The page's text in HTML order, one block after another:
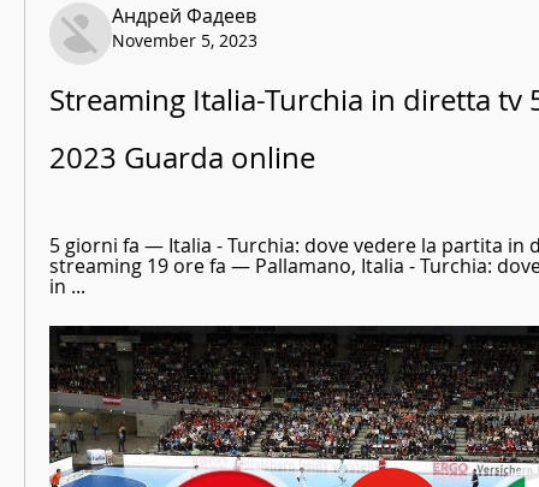
Андрей Фадеев
November 5, 2023
Streaming Italia-Turchia in diretta tv
2023 Guarda online
5 giorni fa — Italia - Turchia: dove vedere la partita in
streaming 19 ore fa — Pallamano, Italia - Turchia:
in ...